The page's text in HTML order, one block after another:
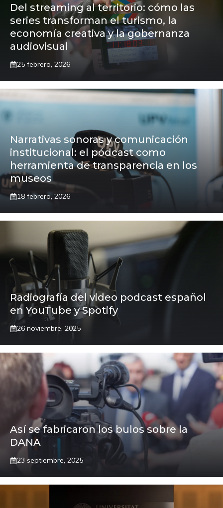
Del streaming al territorio: cómo las
series transforman el turismo, la
economía creativa y la gobernanza
audiovisual
25 febrero, 2026
Narrativas sonoras y comunicación
institucional: el pódcast como
herramienta de transparencia en los
museos
18 febrero, 2026
Radiografía del video podcast español
en YouTube y Spotify
26 noviembre, 2025
Así se fabricaron los bulos sobre la
DANA
23 septiembre, 2025